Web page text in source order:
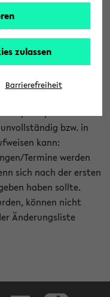
und nicht
Semester.
kann nur
von den Lehrenden
diese Änderungen
bzw. in
kann:
Termine werden
sich nach der ersten
haben sollte.
können nicht
Änderungsliste
zulassen
Barrierefreiheit